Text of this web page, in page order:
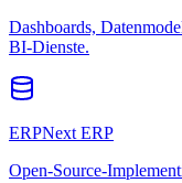
Dashboards,
BI-Dienste.
ERPNext ERP
Open-Source-